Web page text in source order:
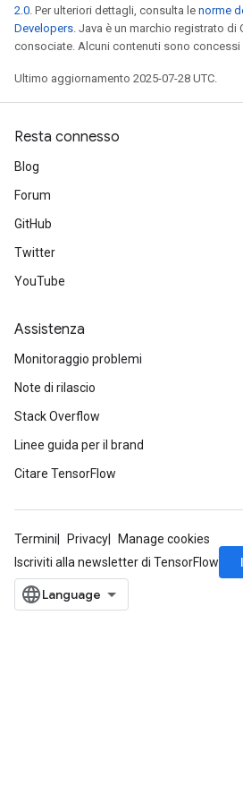
2.0. Per ulteriori dettagli, consulta le norme
Developers. Java è un marchio registrato di
consociate. Alcuni contenuti sono concessi
Ultimo aggiornamento 2025-07-28 UTC.
Resta connesso
Blog
Forum
GitHub
Twitter
YouTube
Assistenza
Monitoraggio problemi
Note di rilascio
Stack Overflow
Linee guida per il brand
Citare TensorFlow
Termini Privacy
Manage cookies
Iscriviti alla newsletter di TensorFlow